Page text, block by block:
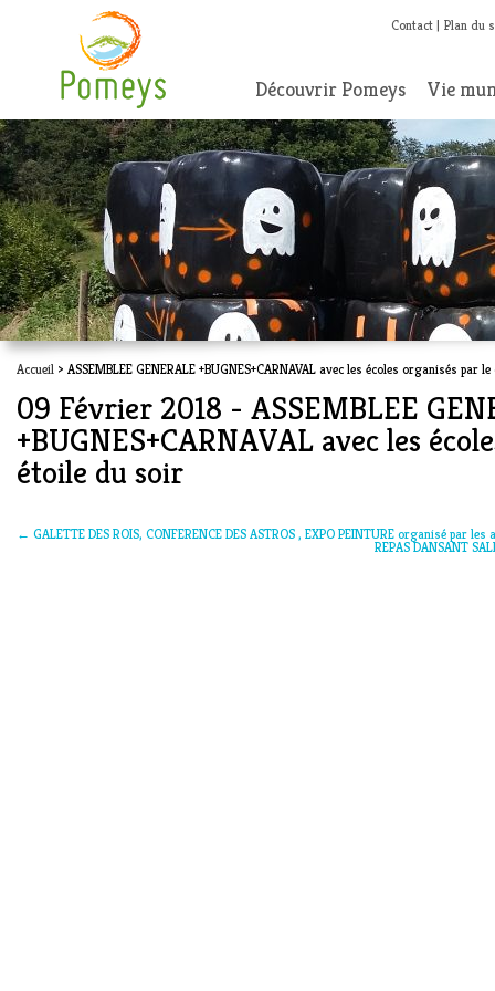
Contact Plan du
Découvrir Pomeys Vie
Accueil > ASSEMBLEE GENERALE +BUGNES+CARNAVAL avec les écoles organisés par
09 Février 2018 - ASSEMBLEE
+BUGNES+CARNAVAL avec les
étoile du soir
← GALETTE DES ROIS, CONFERENCE DES ASTROS , EXPO PEINTURE organisé par
REPAS DANSANT